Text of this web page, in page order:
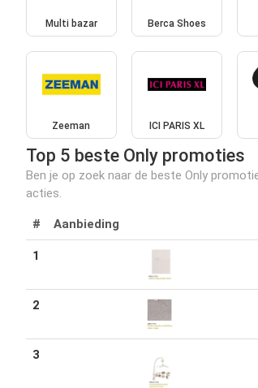
Multi bazar Berca Shoes
Zeeman ICI PARIS XL
Top 5 beste Only promoties
Ben je op zoek naar de beste Only
acties.
# Aanbieding
1
2
3